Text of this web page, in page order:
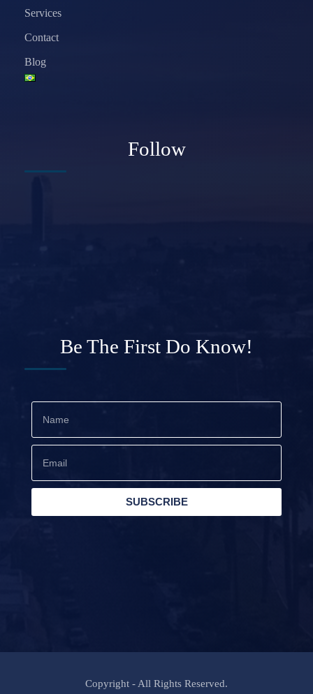
Services
Contact
Blog
Follow
Be The First Do Know!
SUBSCRIBE
Copyright - All Rights Reserved.